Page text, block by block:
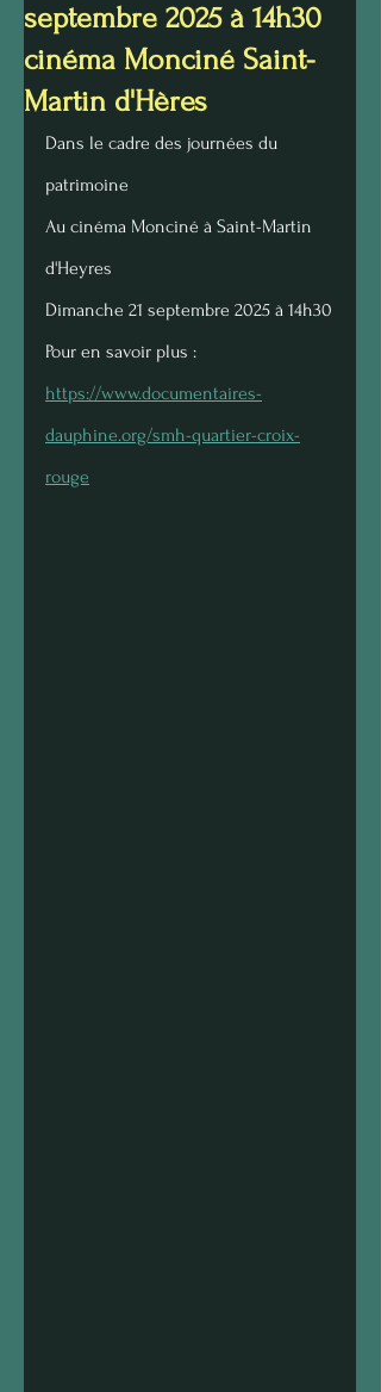
septembre 2025 à 14h30
cinéma Monciné Saint-
Martin d'Hères
Dans le cadre des journées du
patrimoine
Au cinéma Monciné à Saint-Martin
d'Heyres
Dimanche 21 septembre 2025 à 14h30
Pour en savoir plus :
https://www.documentaires-
dauphine.org/smh-quartier-croix-
rouge